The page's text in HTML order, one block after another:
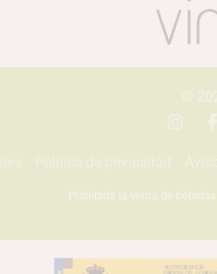
©
Política de privacidad
Prohibida la venta de